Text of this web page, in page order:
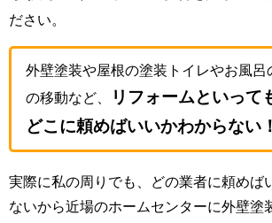
ださい。
外壁塗装や屋根の塗装トイレやお風呂
の移動など、
リフォームといって
どこに頼めばいいかわからない！
実際に私の周りでも、どの業者に頼めば
ないから近場のホームセンターに外壁塗